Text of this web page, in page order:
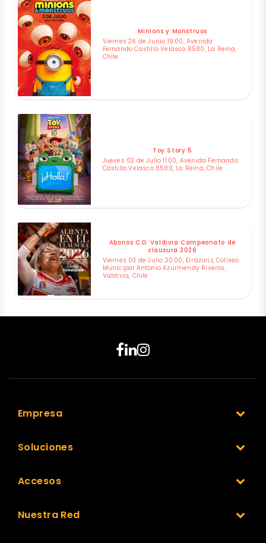
Minions y Monstruos
Viernes 26 de Junio 19:00, Avenida
Fernando Castillo Velasco 8580, La Reina,
Chile
Toy Story 5
Jueves 02 de Julio 11:00, Avenida Fernando
Castillo Velasco 8580, La Reina, Chile
Abonos C.D. Valdivia Campeonato de
clausura 2026
Viernes 03 de Julio 20:00, Errázuriz, Coliseo
Municipal Antonio Azurmendy Riveros,
Valdivia, Chile
Empresa
Soluciones
Accesos
Nuestra Red